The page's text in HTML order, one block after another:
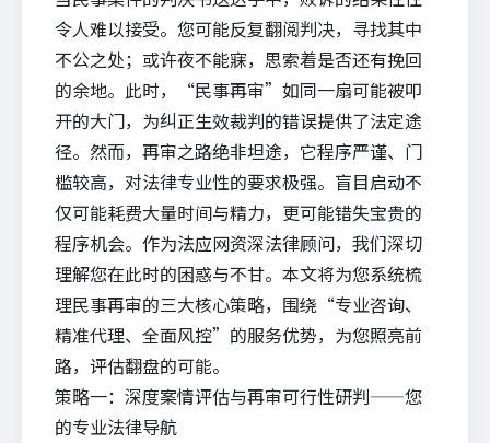
令人难以接受。您可能反复翻阅判决，寻找其中
不公之处；或许夜不能寐，思索着是否还有挽回
的余地。此时，“民事再审”如同一扇可能被叩
开的大门，为纠正生效裁判的错误提供了法定途
径。然而，再审之路绝非坦途，它程序严谨、门
槛较高，对法律专业性的要求极强。盲目启动不
仅可能耗费大量时间与精力，更可能错失宝贵的
程序机会。作为法应网资深法律顾问，我们深切
理解您在此时的困惑与不甘。本文将为您系统梳
理民事再审的三大核心策略，围绕“专业咨询、
精准代理、全面风控”的服务优势，为您照亮前
路，评估翻盘的可能。
策略一：深度案情评估与再审可行性研判——您
的专业法律导航